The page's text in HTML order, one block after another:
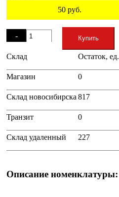
50руб.
-
+
Купить
Склад Остаток, ед.
Магазин 0
Склад новосибирска 817
Транзит 0
Склад удаленный 227
Описание номенклатуры: